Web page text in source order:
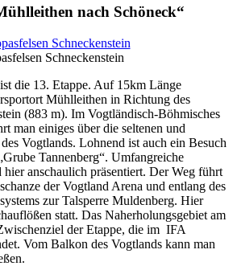
nach Schöneck“
Schneckenstein
die 13. Etappe. Auf 15km Länge
Mühlleithen in Richtung des
(883 m). Im Vogtländisch-Böhmisches
man einiges über die seltenen und
Vogtlands. Lohnend ist auch ein Besuch
Tannenberg“. Umfangreiche
anschaulich präsentiert. Der Weg führt
der Vogtland Arena und entlang des
zur Talsperre Muldenberg. Hier
statt. Das Naherholungsgebiet am
der Etappe, die im IFA
Vom Balkon des Vogtlands kann man